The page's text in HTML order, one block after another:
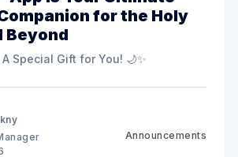
for the Holy
Beyond
Special Gift for You! 🌙✨
Announcements